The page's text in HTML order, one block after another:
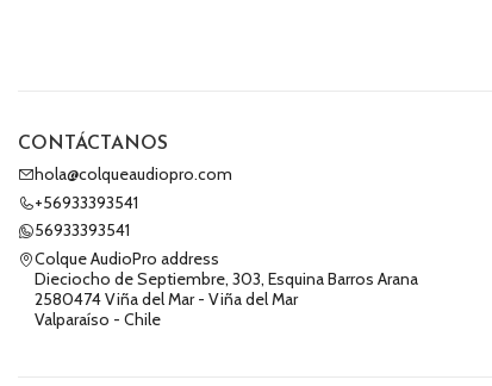
CONTÁCTANOS
hola@colqueaudiopro.com
+56933393541
56933393541
Colque AudioPro address
Dieciocho de Septiembre, 303, Esquina Barros Arana
2580474 Viña del Mar - Viña del Mar
Valparaíso - Chile